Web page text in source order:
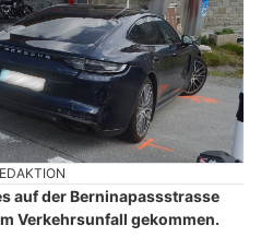
auf der Berninapassstrasse
Verkehrsunfall gekommen.